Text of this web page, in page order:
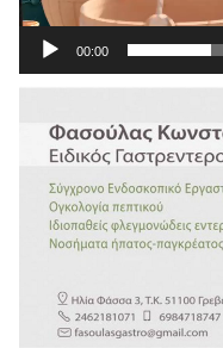
00:00